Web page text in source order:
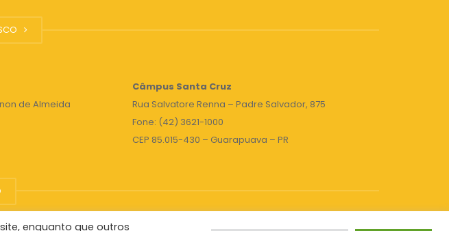
de Almeida
Câmpus Santa Cruz
Rua Salvatore Renna – Padre Salvador, 875
Fone: (42) 3621-1000
CEP 85.015-430 – Guarapuava – PR
enquanto que outros